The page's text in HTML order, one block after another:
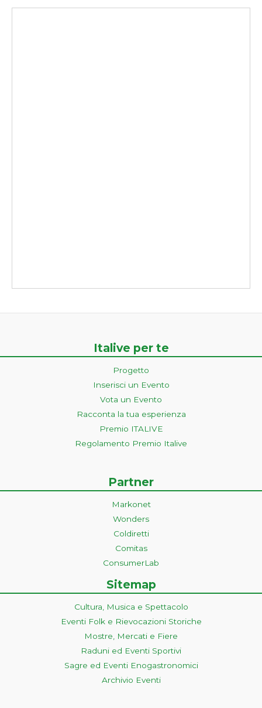
Italive per te
Progetto
Inserisci un Evento
Vota un Evento
Racconta la tua esperienza
Premio ITALIVE
Regolamento Premio Italive
Partner
Markonet
Wonders
Coldiretti
Comitas
ConsumerLab
Sitemap
Cultura, Musica e Spettacolo
Eventi Folk e Rievocazioni Storiche
Mostre, Mercati e Fiere
Raduni ed Eventi Sportivi
Sagre ed Eventi Enogastronomici
Archivio Eventi